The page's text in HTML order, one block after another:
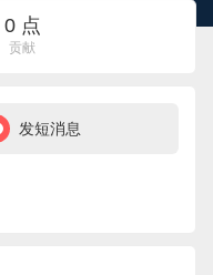
0 点
贡献
发短消息